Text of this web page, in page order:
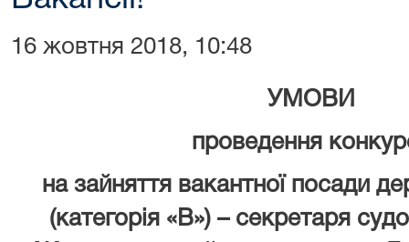
16 жовтня 2018, 10:48
УМОВИ
проведення
на зайняття вакантної посади
(категорія «В») – секретаря